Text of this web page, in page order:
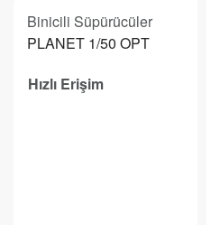
Binicili Süpürücüler
PLANET 1/50 OPT
Hızlı Erişim